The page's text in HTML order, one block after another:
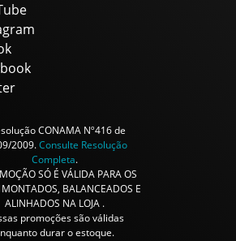
CONAMA Nº416 de
2009.Consulte Resolução
Completa.
SÓ É VÁLIDA PARA OS
MONTADOS, BALANCEADOS E
ALINHADOS NA LOJA .
promoções são válidas
durar o estoque.